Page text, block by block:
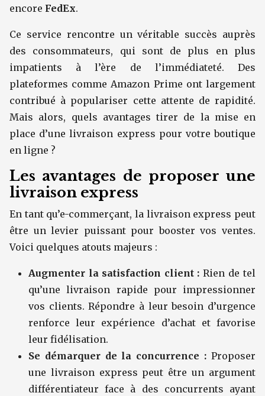
encore FedEx.
Ce service rencontre un véritable succès auprès
des consommateurs, qui sont de plus en plus
impatients à l’ère de l’immédiateté. Des
plateformes comme Amazon Prime ont largement
contribué à populariser cette attente de rapidité.
Mais alors, quels avantages tirer de la mise en
place d’une livraison express pour votre boutique
en ligne ?
Les avantages de proposer une
livraison express
En tant qu’e-commerçant, la livraison express peut
être un levier puissant pour booster vos ventes.
Voici quelques atouts majeurs :
Augmenter la satisfaction client : Rien de tel
qu’une livraison rapide pour impressionner
vos clients. Répondre à leur besoin d’urgence
renforce leur expérience d’achat et favorise
leur fidélisation.
Se démarquer de la concurrence : Proposer
une livraison express peut être un argument
différentiateur face à des concurrents ayant